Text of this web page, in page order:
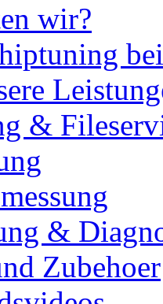
wir?
&
&
Zubehoer